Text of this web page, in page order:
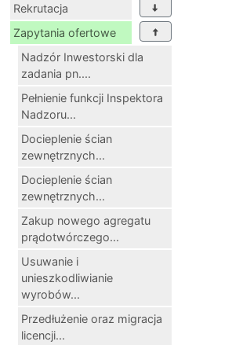
Rekrutacja
Zapytania ofertowe
Nadzór Inwestorski dla
zadania pn....
Pełnienie funkcji Inspektora
Nadzoru...
Docieplenie ścian
zewnętrznych...
Docieplenie ścian
zewnętrznych...
Zakup nowego agregatu
prądotwórczego...
Usuwanie i
unieszkodliwianie
wyrobów...
Przedłużenie oraz migracja
licencji...